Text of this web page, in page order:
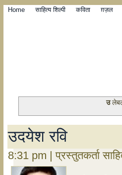
Home साहित्य शिल्पी कविता ग़ज़ल
उ
उदयेश रवि
8:31 pm | प्रस्तुतकर्ता